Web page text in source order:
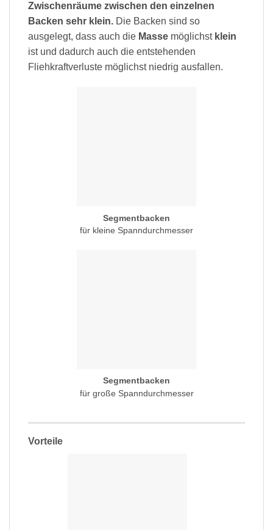
Zwischenräume zwischen den einzelnen
Backen sehr klein. Die Backen sind so
ausgelegt, dass auch die Masse möglichst klein
ist und dadurch auch die entstehenden
Fliehkraftverluste möglichst niedrig ausfallen.
Segmentbacken
für kleine Spanndurchmesser
Segmentbacken
für große Spanndurchmesser
Vorteile